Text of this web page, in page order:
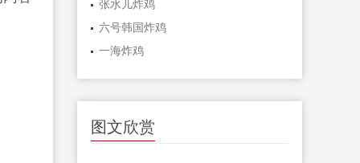
张水儿炸鸡
六号韩国炸鸡
一海炸鸡
图文欣赏